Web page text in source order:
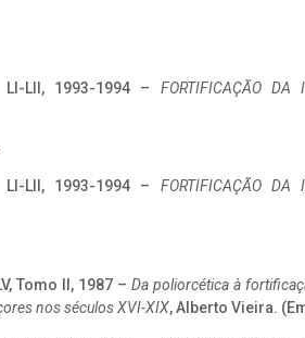
LII, 1993-1994 – FORTIFICAÇÃO DA
LII, 1993-1994 – FORTIFICAÇÃO DA
Tomo II, 1987 – Da poliorcética à
nos séculos XVI-XIX, Alberto Vieira.